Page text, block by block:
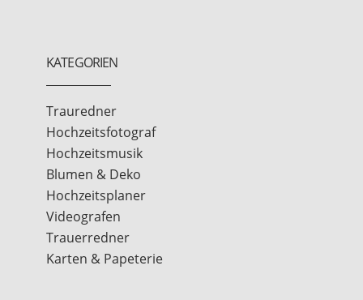
KATEGORIEN
Trauredner
Hochzeitsfotograf
Hochzeitsmusik
Blumen & Deko
Hochzeitsplaner
Videografen
Trauerredner
Karten & Papeterie